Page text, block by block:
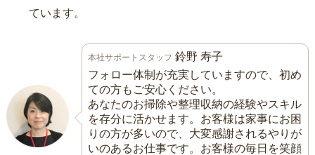
ています。
本社サポートスタッフ 鈴野 寿子
フォロー体制が充実していますので、初め
ての方もご安心ください。
あなたのお掃除や整理収納の経験やスキル
を存分に活かせます。お客様は家事にお困
りの方が多いので、大変感謝されるやりが
いのあるお仕事です。お客様の毎日を笑顔